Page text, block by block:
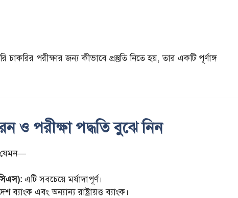
পরীক্ষার জন্য কীভাবে প্রস্তুতি নিতে হয়, তার একটি পূর্ণাঙ্গ
ও পরীক্ষা পদ্ধতি বুঝে নিন
যেমন—
এটি সবচেয়ে মর্যাদাপূর্ণ।
ব্যাংক এবং অন্যান্য রাষ্ট্রায়ত্ত ব্যাংক।